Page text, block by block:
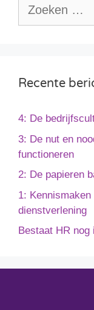
Recente
4: De
3: De nut en
functioneren
2: De papieren
1:
dienstverlening
Bestaat HR nog